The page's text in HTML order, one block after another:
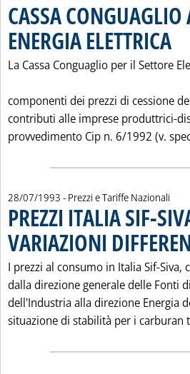
CASSA CONGUAGLIO
ENERGIA ELETTRICA
La Cassa Conguaglio per il Settore
componenti dei prezzi di cessione
contributi alle imprese produttrici-
provvedimento Cip n. 6/1992 (v.
28/07/1993 - Prezzi e Tariffe Nazionali
PREZZI ITALIA SIF-
VARIAZIONI
I prezzi al consumo in Italia Sif-
dalla direzione generale delle Fonti
dell'Industria alla direzione Energia
situazione di stabilità per i carburan